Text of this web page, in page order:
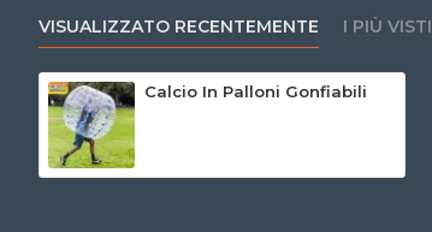
VISUALIZZATO RECENTEMENTE I PIÙ VISTI
Calcio In Palloni Gonfiabili